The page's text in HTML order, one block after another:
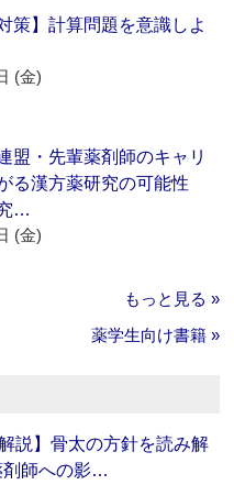
策】計算問題を意識しよ
(金)
盟・先輩薬剤師のキャリ
る漢方薬研究の可能性
…
(金)
もっと見る »
薬学生向け書籍 »
説】骨太の方針を読み解
剤師への影…